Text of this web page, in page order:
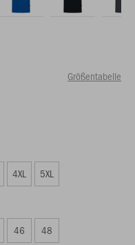
Größentabelle
4XL 5XL
46 48